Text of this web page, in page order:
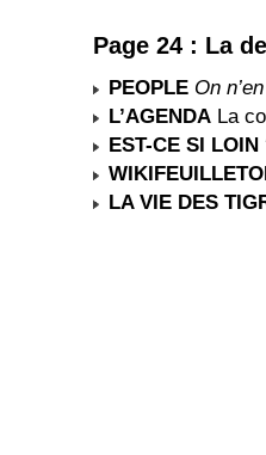
Page 24 : La
PEOPLE On
L’AGENDA La
EST-CE SI LOIN
LA VIE DES